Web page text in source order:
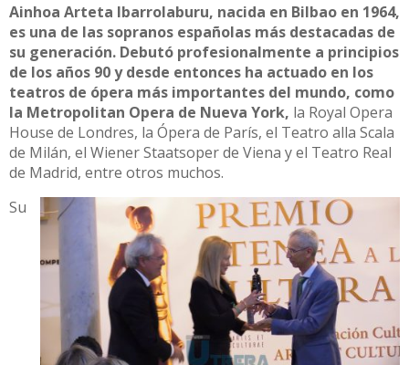
Ainhoa Arteta Ibarrolaburu, nacida en Bilbao en 1964,
es una de las sopranos españolas más destacadas de
su generación. Debutó profesionalmente a principios
de los años 90 y desde entonces ha actuado en los
teatros de ópera más importantes del mundo, como
la Metropolitan Opera de Nueva York, la Royal Opera
House de Londres, la Ópera de París, el Teatro alla Scala
de Milán, el Wiener Staatsoper de Viena y el Teatro Real
de Madrid, entre otros muchos.
Su